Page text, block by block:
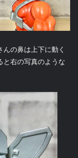
の鼻は上下に動く
と右の写真のような